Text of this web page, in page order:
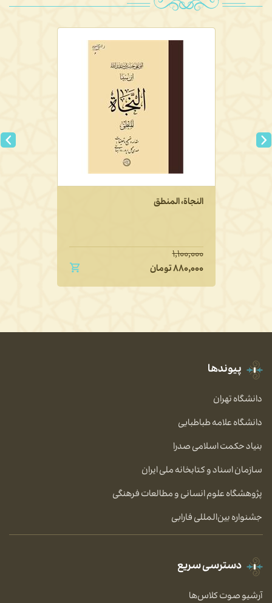
النجاة، المنطق
۱,۱۰۰,۰۰۰
۸۸۰,۰۰۰تومان
پیوندها
دانشگاه تهران
دانشگاه علامه طباطبایی
بنیاد حکمت اسلامی صدرا
سازمان اسناد و کتابخانه ملی ایران
پژوهشگاه علوم انسانی و مطالعات فرهنگی
جشنواره بین‌المللی فارابی
دسترسی سریع
آرشیو صوت کلاس‌ها